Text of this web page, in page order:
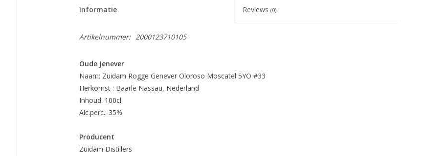
Informatie Reviews(0)
Artikelnummer: 2000123710105
Oude Jenever
Naam: Zuidam Rogge Genever Oloroso Moscatel 5YO #33
Herkomst : Baarle Nassau, Nederland
Inhoud: 100cl.
Alc.perc.: 35%
Producent
Zuidam Distillers